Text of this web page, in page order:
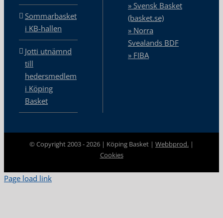
Sommarbasket
i KB-hallen
Jotti utnämnd
till
hedersmedlem
i Köping
Basket
» Svensk Basket
(basket.se)
» Norra
Svealands BDF
» FIBA
© Copyright 2003 -2026 | Köping Basket | Webbprod. |
Cookies
Page load link